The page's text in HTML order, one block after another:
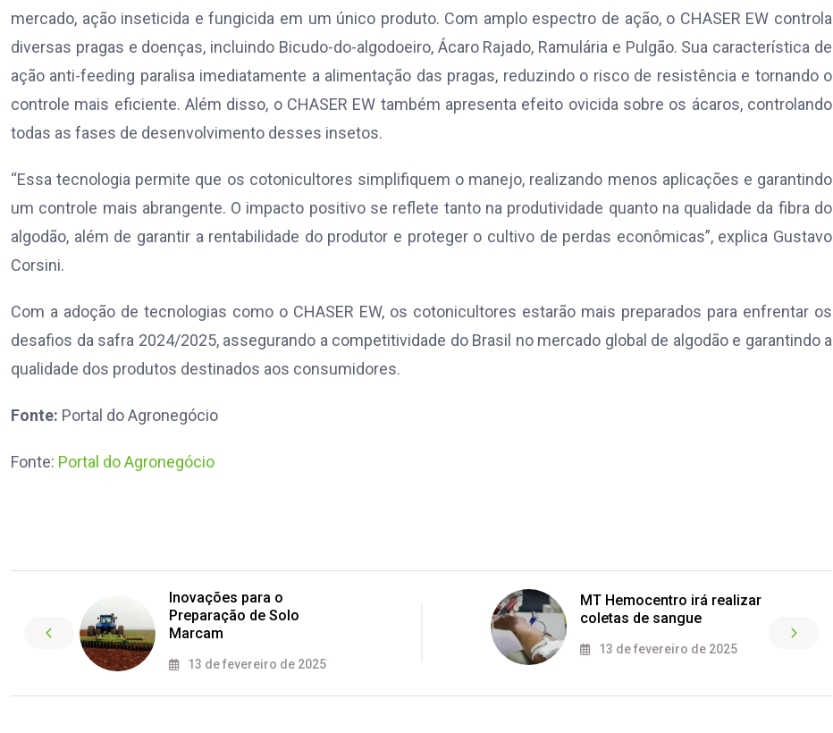
mercado, ação inseticida e fungicida em um único produto. Com amplo espectro de ação, o CHASER EW controla
diversas pragas e doenças, incluindo Bicudo-do-algodoeiro, Ácaro Rajado, Ramulária e Pulgão. Sua característica de
ação anti-feeding paralisa imediatamente a alimentação das pragas, reduzindo o risco de resistência e tornando o
controle mais eficiente. Além disso, o CHASER EW também apresenta efeito ovicida sobre os ácaros, controlando
todas as fases de desenvolvimento desses insetos.
“Essa tecnologia permite que os cotonicultores simplifiquem o manejo, realizando menos aplicações e garantindo
um controle mais abrangente. O impacto positivo se reflete tanto na produtividade quanto na qualidade da fibra do
algodão, além de garantir a rentabilidade do produtor e proteger o cultivo de perdas econômicas”, explica Gustavo
Corsini.
Com a adoção de tecnologias como o CHASER EW, os cotonicultores estarão mais preparados para enfrentar os
desafios da safra 2024/2025, assegurando a competitividade do Brasil no mercado global de algodão e garantindo a
qualidade dos produtos destinados aos consumidores.
Fonte: Portal do Agronegócio
Fonte: Portal do Agronegócio
Inovações para o
Preparação de Solo
Marcam
13 de fevereiro de 2025
MT Hemocentro irá realizar
coletas de sangue
13 de fevereiro de 2025